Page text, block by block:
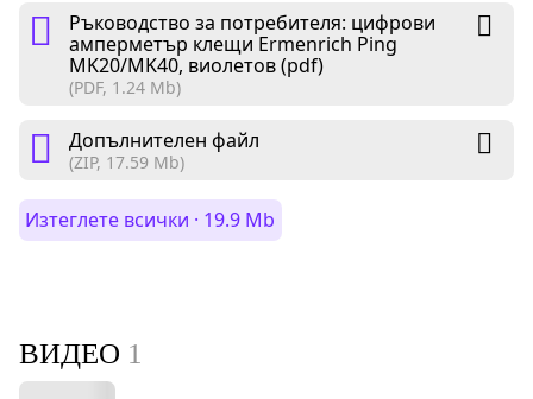
Ръководство за потребителя: цифрови
амперметър клещи Ermenrich Ping
MK20/MK40, виолетов (pdf)
(PDF, 1.24 Mb)
Допълнителен файл
(ZIP, 17.59 Mb)
Изтеглете всички · 19.9 Mb
ВИДЕО 1